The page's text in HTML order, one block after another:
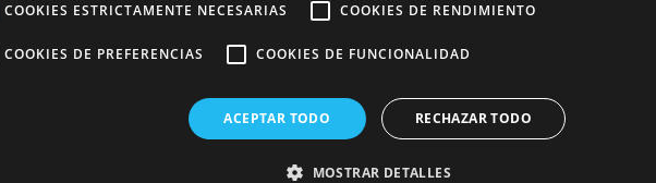
en una sesión en la que se ha realizado una explicación de los
COOKIES ESTRICTAMENTE NECESARIAS COOKIES DE RENDIMIENTO
COOKIES DE PREFERENCIAS COOKIES DE FUNCIONALIDAD
ACEPTAR TODO RECHAZAR TODO
MOSTRAR DETALLES